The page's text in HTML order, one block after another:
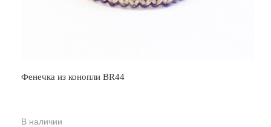
Фенечка из конопли BR44
В наличии